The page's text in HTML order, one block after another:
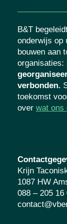
B&T
onderwijs op
bouwen aan
organisaties:
verbonden.
toekomst
over wat ons
Krijn
1087 HW
088 – 205 16